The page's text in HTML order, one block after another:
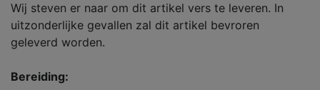
Wij steven er naar om dit artikel vers te leveren. In
uitzonderlijke gevallen zal dit artikel bevroren
geleverd worden.
Bereiding: